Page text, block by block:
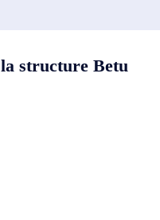
la structure Betu